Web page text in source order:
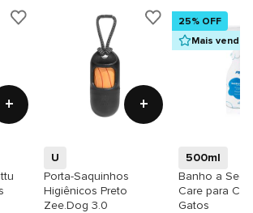
+ +
U
Porta-Saquinhos
Higiênicos Preto
Zee.Dog 3.0
25% OFF
Mais
500ml
Banho a
Care para
Gatos